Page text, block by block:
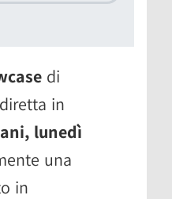
di
in
lunedì
una
in